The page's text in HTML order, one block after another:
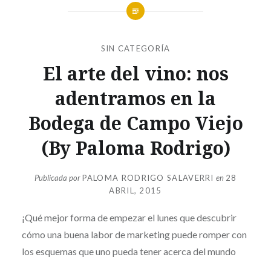
SIN CATEGORÍA
El arte del vino: nos
adentramos en la
Bodega de Campo Viejo
(By Paloma Rodrigo)
Publicada porPALOMA RODRIGO SALAVERRI en 28
ABRIL, 2015
¡Qué mejor forma de empezar el lunes que descubrir
cómo una buena labor de marketing puede romper con
los esquemas que uno pueda tener acerca del mundo